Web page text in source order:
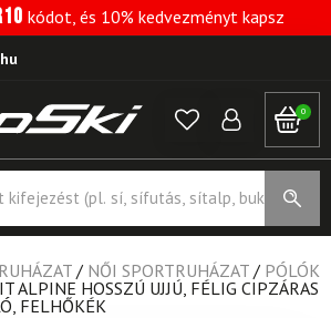
kódot, és 10% kedvezményt kapsz
0
RUHÁZAT / NŐI SPORTRUHÁZAT / PÓLÓK
ALPINE HOSSZÚ UJJÚ, FÉLIG CIPZÁRAS
FELHŐKÉK